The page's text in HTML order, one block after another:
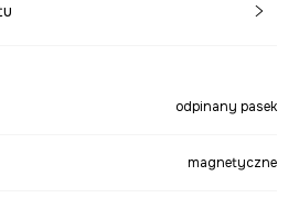
odpinany pasek
magnetyczne